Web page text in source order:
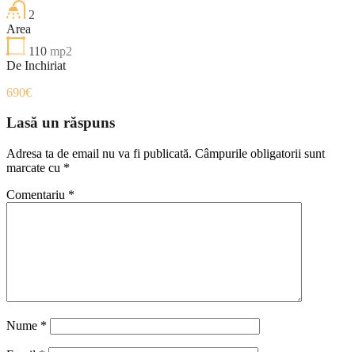
2
Area
110 mp2
De Inchiriat
690€
Lasă un răspuns
Adresa ta de email nu va fi publicată. Câmpurile obligatorii sunt
marcate cu *
Comentariu *
Nume *